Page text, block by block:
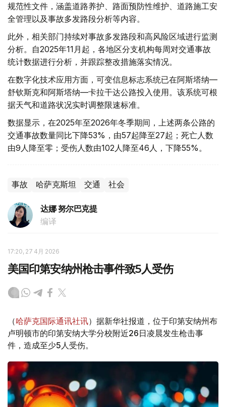
规范性文件，涵盖道路养护、路面预防性维护、道路施工安
全管理以及事故多发路段分析等内容。
此外，相关部门持续对事故多发路段和高风险区域进行监测
分析。自2025年11月起，各地区分支机构每周对交通事故
统计数据进行分析，并跟踪整改措施落实情况。
在数字化技术应用方面，可变信息标志系统已在阿斯塔纳—
舒钦斯克和阿斯塔纳—卡拉干达公路投入使用。该系统可根
据天气和道路状况实时调整限速标准。
数据显示，在2025年至2026年冬季期间，上述两条公路的
交通事故数量同比下降53%，由57起降至27起；死亡人数
由9人降至零；受伤人数由102人降至46人，下降55%。
事故 哈萨克斯坦 交通 社会
达娜 努尔巴克提
编译
17:20, 27 4月 2026
美国印第安纳州枪击事件致5人受伤
（哈萨克国际通讯社讯）据新华社报道，位于印第安纳州布
卢明顿市的印第安纳大学分校附近26日凌晨发生枪击事
件，造成至少5人受伤。